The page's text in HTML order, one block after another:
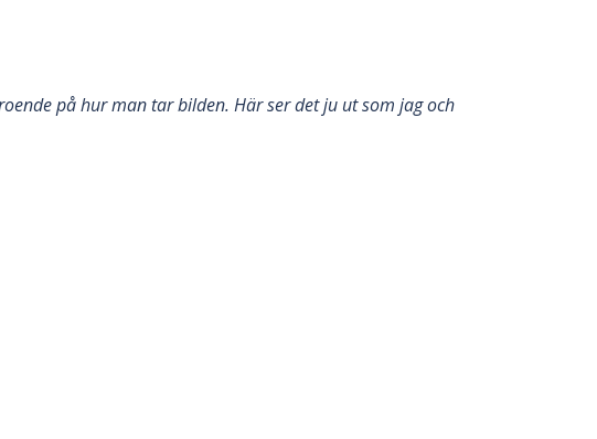
på hur man tar bilden. Här ser det ju ut som jag och